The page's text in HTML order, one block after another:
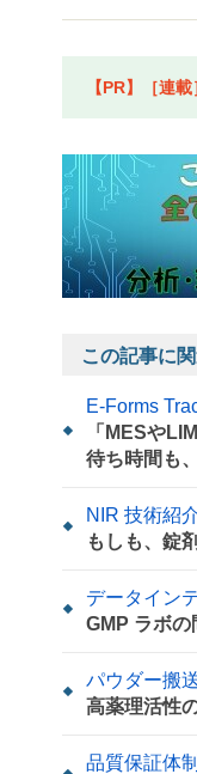
【PR】［連
この記事に
E-Forms
「MESや
待ち時間も
NIR 技術紹
もしも、錠
データイン
GMP ラボの
パウダー搬
高薬理活性
品質保証体制